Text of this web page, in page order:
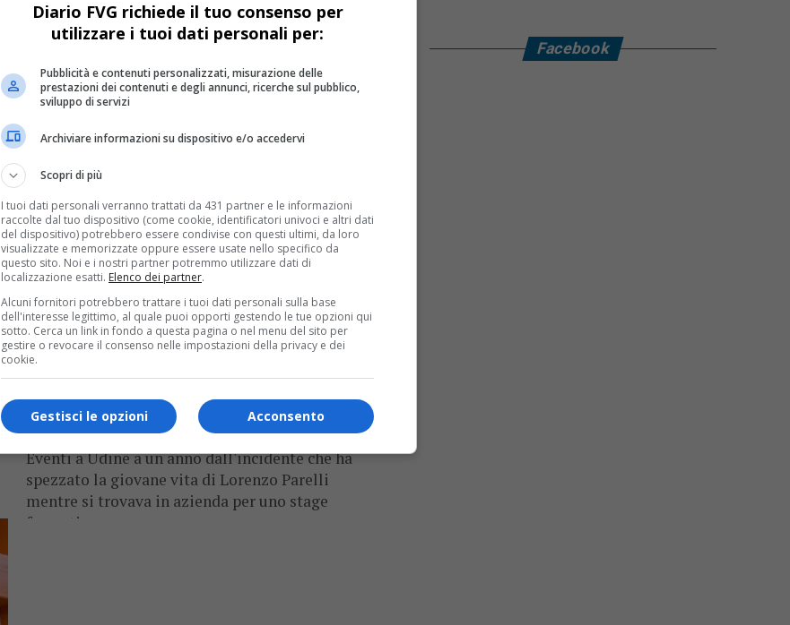
REGIONE FVG 1 anno fa
Aula della Lef intitolata a Lorenzo Parelli
per la sicurezza sul lavoro
Alla Lef di San Vito al Tagliamento intitolata
sensibilizzare sulla sicurezza sul lavoro
CRONACA & ATTUALITÀ
Nasce la “Carta di Lorenzo”, impegno di
enti e istituzioni verso la sicurezza sul
lavoro
Eventi a Udine a un anno dall'incidente che ha
spezzato la giovane vita di Lorenzo Parelli
mentre si trovava in azienda per uno stage
formativo
Facebook
Diario FVG richiede il tuo consenso per
utilizzare i tuoi dati personali per:
Pubblicità e contenuti personalizzati, misurazione delle
prestazioni dei contenuti e degli annunci, ricerche sul pubblico,
sviluppo di servizi
Archiviare informazioni su dispositivo e/o accedervi
Scopri di più
I tuoi dati personali verranno trattati da 431 partner e le informazioni
raccolte dal tuo dispositivo (come cookie, identificatori univoci e altri dati
del dispositivo) potrebbero essere condivise con questi ultimi, da loro
visualizzate e memorizzate oppure essere usate nello specifico da
questo sito. Noi e i nostri partner potremmo utilizzare dati di
localizzazione esatti. Elenco dei partner.
Alcuni fornitori potrebbero trattare i tuoi dati personali sulla base
dell'interesse legittimo, al quale puoi opporti gestendo le tue opzioni qui
sotto. Cerca un link in fondo a questa pagina o nel menu del sito per
gestire o revocare il consenso nelle impostazioni della privacy e dei
cookie.
Acconsento
Gestisci le opzioni